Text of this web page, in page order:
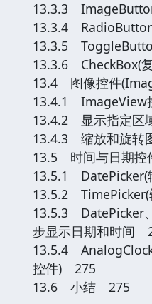
13.3.3
13.3.4
13.3.5
13.3.6 CheckBox(
13.4 图像控件
13.4.1 ImageView
13.4.2 显示指定区
13.4.3 缩放和旋
13.5 时间与日期
13.5.1
13.5.2
13.5.3 DatePicker
步显示日期和时间
13.5.4
控件) 275
13.6 小结 275